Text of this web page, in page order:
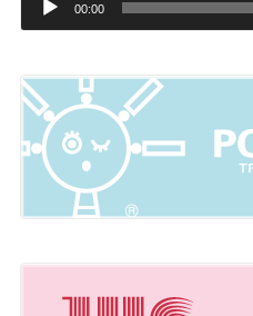
00:00